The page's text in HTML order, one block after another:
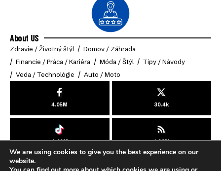
About US
Zdravie / Životný štýl
Domov / Záhrada
Financie / Práca / Kariéra
Móda / Štýl
Tipy / Návody
Veda / Technológie
Auto / Moto
4.05M 30.4k
4.49M 4.03M
© 2025 Online-Klub. All Rights Reserved.
We are using cookies to give you the best experience on our
website.